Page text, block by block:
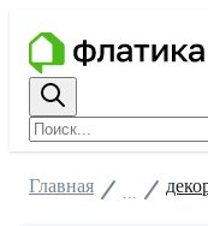
Главная